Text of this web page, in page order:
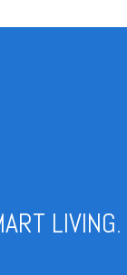
LIVING.